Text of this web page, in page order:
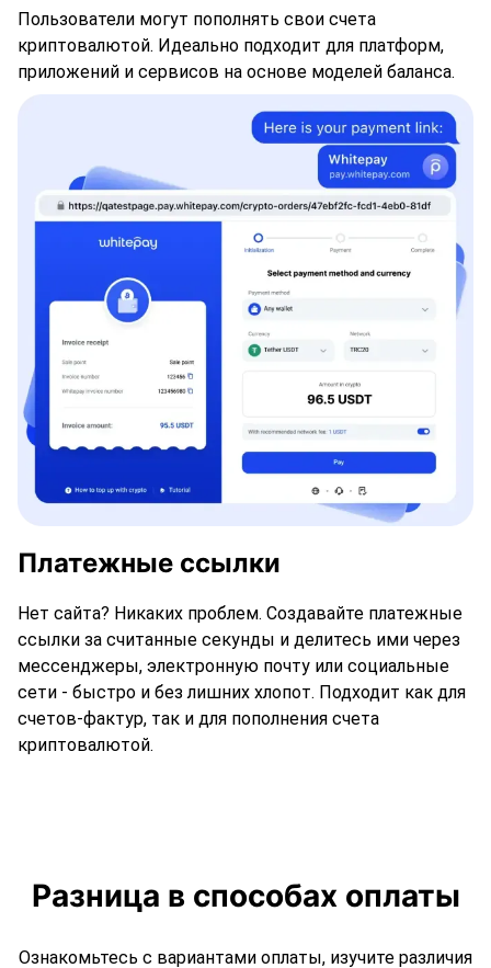
Пользователи могут пополнять свои счета
криптовалютой. Идеально подходит для платформ,
приложений и сервисов на основе моделей баланса.
Платежные ссылки
Нет сайта? Никаких проблем. Создавайте платежные
ссылки за считанные секунды и делитесь ими через
мессенджеры, электронную почту или социальные
сети - быстро и без лишних хлопот. Подходит как для
счетов-фактур, так и для пополнения счета
криптовалютой.
Разница в способах оплаты
Ознакомьтесь с вариантами оплаты, изучите различия